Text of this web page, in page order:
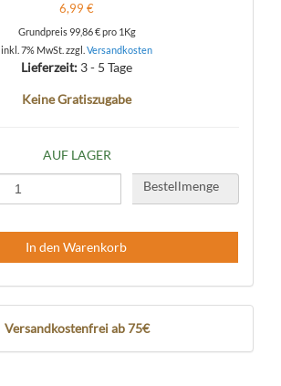
6,99 €
Grundpreis99,86 €pro 1Kg
inkl. 7% MwSt. zzgl. Versandkosten
Lieferzeit: 3 - 5 Tage
Keine Gratiszugabe
AUF LAGER
Bestellmenge
In den Warenkorb
Versandkostenfrei ab 75€